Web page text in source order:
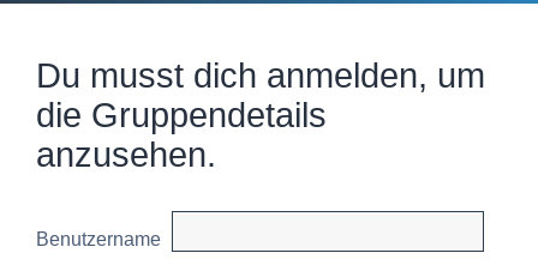
Du musst dich anmelden, um
die Gruppendetails
anzusehen.
Benutzername